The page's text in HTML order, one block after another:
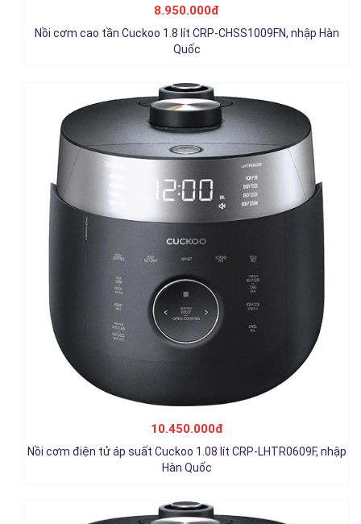
8.950.000đ
Nồi cơm cao tần Cuckoo 1.8 lít CRP-CHSS1009FN, nhập Hàn
Quốc
10.450.000đ
Nồi cơm điện tử áp suất Cuckoo 1.08 lít CRP-LHTR0609F, nhập
Hàn Quốc
Chi tiết
Nồi cơm điện áp suất cao tần Cuckoo 1.8 lít CRP-LHTR1009F,
nhập Hàn Quốc
Chi tiết